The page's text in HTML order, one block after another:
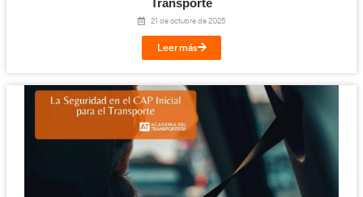
El número de convocatorias anuales se sigue manteniendo
que provoca que un alumno/a que suspenda su
esperar 2 meses para repetir su examen. Perjuicio para el
demanda.
La modalidad de examen hace que el procedimiento sea
(se requieran formar tribunales, etc.) y perjudica además la
eficacia y eficiencia del proceso. Desde AT abogamos por